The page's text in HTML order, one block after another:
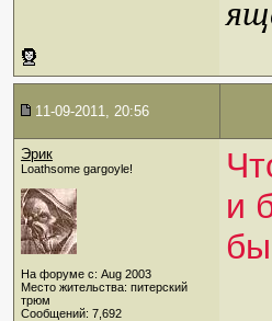
11-09-2011, 20:56
Эрик
Loathsome gargoyle!
На форуме с: Aug 2003
Место жительства: питерский
трюм
Сообщений: 7,692
и